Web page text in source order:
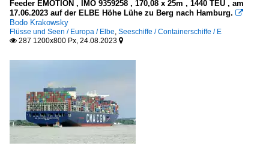
Feeder EMOTION , IMO 9359258 , 170,08 x 25m , 1440 TEU , am
17.06.2023 auf der ELBE Höhe Lühe zu Berg nach Hamburg. 
Bodo Krakowsky
Flüsse und Seen / Europa / Elbe, Seeschiffe / Containerschiffe / E
 287 1200x800 Px, 24.08.2023 